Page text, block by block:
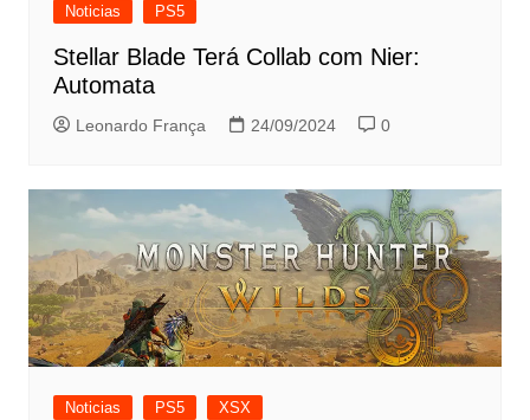
Noticias PS5
Stellar Blade Terá Collab com Nier:
Automata
Leonardo França 24/09/2024 0
Noticias PS5 XSX